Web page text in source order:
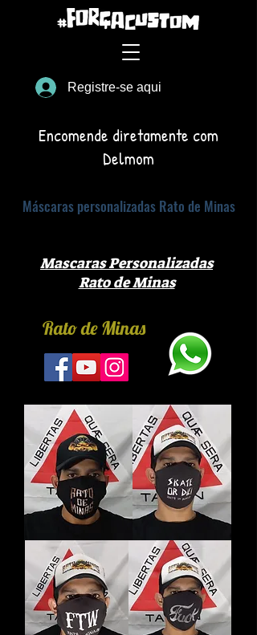
Registre-se aqui
Encomende diretamente com
Delmom
Máscaras personalizadas Rato de Minas
Mascaras Personalizadas
Rato de Minas
Rato de Minas